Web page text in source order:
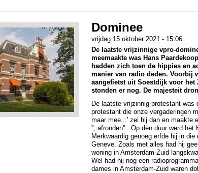
Dominee
vrijdag 15 oktober 2021 - 15:06
De laatste vrijzinnige vpro-
meemaakte was Hans
hadden zich toen de hippies en
manier van radio deden. Voorbij
aangefietst uit Soestdijk voor het
stonden er nog. De majesteit
De laatste vrijzinnig protestant was
protestant die onze vergaderingen
maar mee...' zei hij dan en maakte
'';.afronden''. Op den duur werd het
Merkwaardig genoeg erfde hij in
Geneve. Zoals met alles had hij
woning in Amsterdam-Zuid
Wel had hij nog een
dames in Amsterdam-Zuid waren